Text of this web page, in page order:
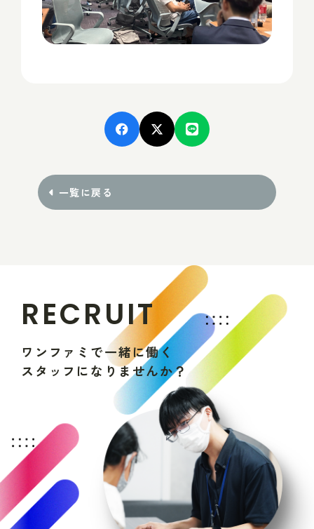
一覧に戻る
RECRUIT
ワ ン フ ァ ミ で一緒に働く
ス タ ッ フ にな りませんか？